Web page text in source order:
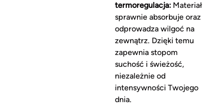
termoregulacja:Materiał
sprawnie absorbuje oraz
odprowadza wilgoć na
zewnątrz. Dzięki temu
zapewnia stopom
suchość i świeżość,
niezależnie od
intensywności Twojego
dnia.